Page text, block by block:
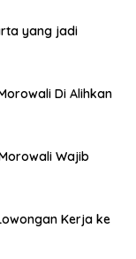
yang jadi
Di Alihkan
Wajib
Kerja ke